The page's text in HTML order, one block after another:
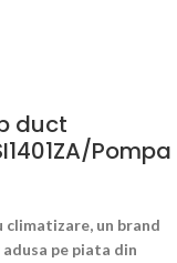
duct
Pompa
un brand
pe piata din